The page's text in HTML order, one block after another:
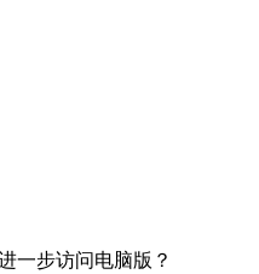
一步访问电脑版？